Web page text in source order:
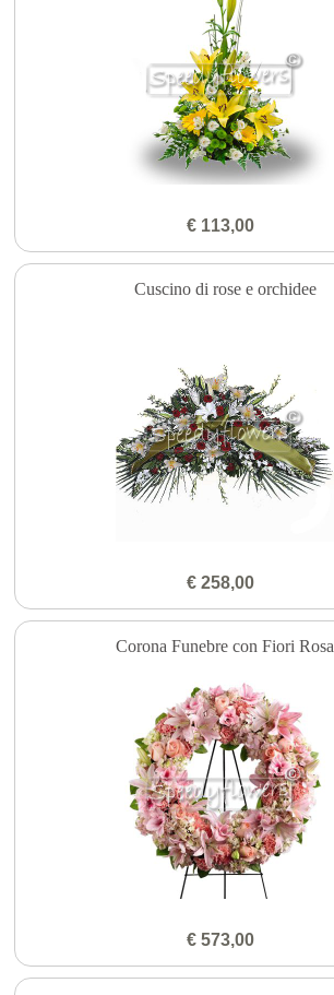
€ 113,00
Cuscino di rose e orchidee
€ 258,00
Corona Funebre con Fiori Rosa
€ 573,00